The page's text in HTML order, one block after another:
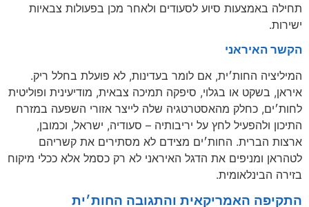
תחילה באמצעות סיוע לסעודים ולאחר מכן בפעולות צבאיות
ישירות.
הקשר האיראני
המיליציה החות׳ית, אם לומר בעדינות, לא פועלת בחלל ריק.
איראן, בשקט או בגלוי, סיפקה תמיכה צבאית, מודיעינית ופוליטית
לחות׳ים, כחלק מהאסטרטגיה שלה לייצר אזורי השפעה במזרח
התיכון ולהפעיל לחץ על יריבותיה – סעודיה, ישראל, וכמובן,
ארצות הברית. החות׳ים מצידם לא מסתירים את קשריהם
לטהראן ומניפים את הדגל האיראני לא רק כסמל אלא ככלי מיקוח
בזירה הבינלאומית.
התקיפה האמריקאית והתגובה החות׳ית